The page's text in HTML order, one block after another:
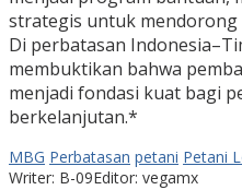
strategis untuk
Di perbatasan
membuktikan bahwa
menjadi fondasi kuat bagi
berkelanjutan.*
MBG Perbatasan petani Petani
Writer: B-09Editor: vegamx